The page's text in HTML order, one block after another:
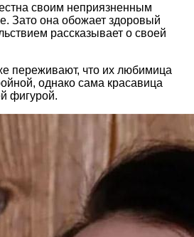
своим неприязненным
Зато она обожает здоровый
рассказывает о своей
переживают, что их любимица
однако сама красавица
фигурой.